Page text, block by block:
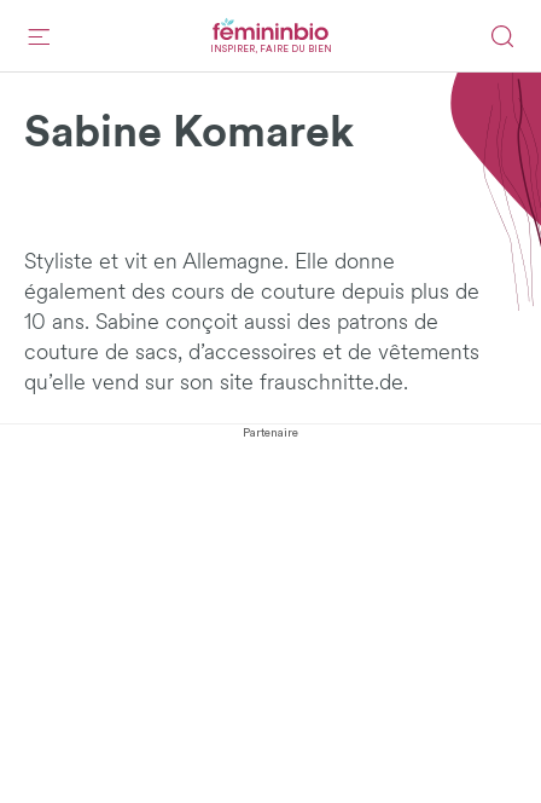
INSPIRER, FAIRE DU BIEN
Sabine Komarek
Styliste et vit en Allemagne. Elle donne
également des cours de couture depuis plus de
10 ans. Sabine conçoit aussi des patrons de
couture de sacs, d’accessoires et de vêtements
qu’elle vend sur son site frauschnitte.de.
Partenaire